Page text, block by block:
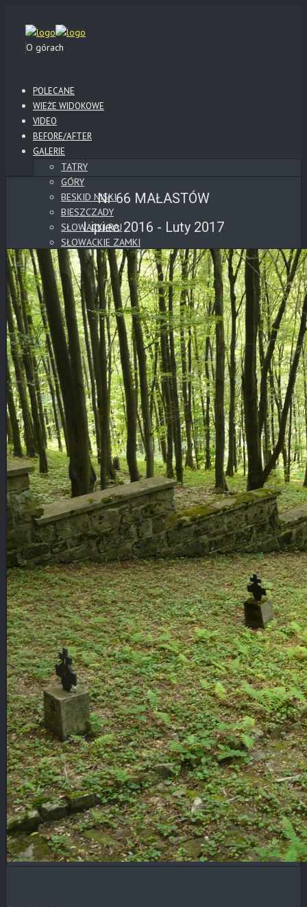
O górach
POLECANE
WIEŻE WIDOKOWE
VIDEO
BEFORE/AFTER
GALERIE
TATRY
GÓRY
BESKID NISKI
BIESZCZADY
SŁOWACKI RAJ
SŁOWACKIE ZAMKI
POLSKIE ZAMKI
WYSOWA
KLIMKÓWKA
LOTY
FAUNA, FLORA
CMENTARZE
POCZTÓWKI
POZOSTAŁE
KOPALNIE ROPY
KOLEJ
NOCNE
WYSOWA
GORLICE
CMENTARZE
POZOSTAŁE
PANORAMY
PANORAMY CYLINDRYCZNE
CMENTARZE
SŁOWACKIE ZAMKI
WYSOWA
BESKID NISKI
GÓRY
TATRY
POZOSTAŁE
Blog
KONTAKT
Nr 66 MAŁASTÓW
Lipiec 2016 - Luty 2017